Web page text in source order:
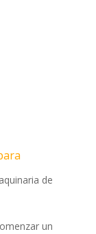
de
un